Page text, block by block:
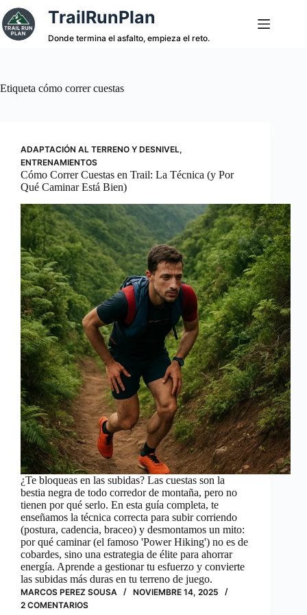
Saltar
al
contenido
TrailRunPlan
Donde termina el asfalto, empieza el reto.
Etiqueta cómo correr cuestas
ADAPTACIÓN AL TERRENO Y DESNIVEL,
ENTRENAMIENTOS
Cómo Correr Cuestas en Trail: La Técnica (y Por
Qué Caminar Está Bien)
¿Te bloqueas en las subidas? Las cuestas son la
bestia negra de todo corredor de montaña, pero no
tienen por qué serlo. En esta guía completa, te
enseñamos la técnica correcta para subir corriendo
(postura, cadencia, braceo) y desmontamos un mito:
por qué caminar (el famoso 'Power Hiking') no es de
cobardes, sino una estrategia de élite para ahorrar
energía. Aprende a gestionar tu esfuerzo y convierte
las subidas más duras en tu terreno de juego.
MARCOS PEREZ SOUSA
NOVIEMBRE 14, 2025
2 COMENTARIOS